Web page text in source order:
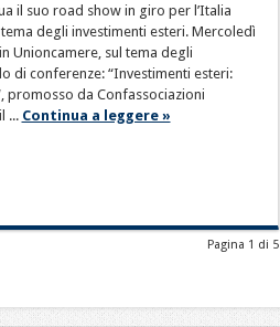
il suo road show in giro per l’Italia
degli investimenti esteri. Mercoledì
Unioncamere, sul tema degli
di conferenze: “Investimenti esteri:
promosso da Confassociazioni
... Continua a leggere »
Pagina 1 di 5